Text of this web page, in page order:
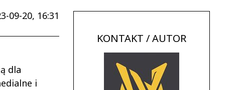
09-20, 16:31
dla
i
KONTAKT / AUTOR